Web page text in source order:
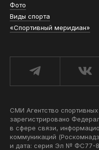
Фото
Виды спорта
«Спортивный меридиан»
СМИ Агентство
зарегистрировано
в сфере связи,
коммуникаций
и дата: серия Эл № ФС77-